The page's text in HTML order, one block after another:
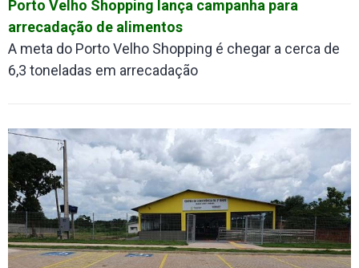
Porto Velho Shopping lança campanha para
arrecadação de alimentos
A meta do Porto Velho Shopping é chegar a cerca de
6,3 toneladas em arrecadação